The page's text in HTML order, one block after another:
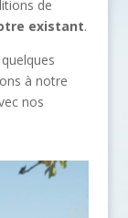
de
existant.
à notre
nos